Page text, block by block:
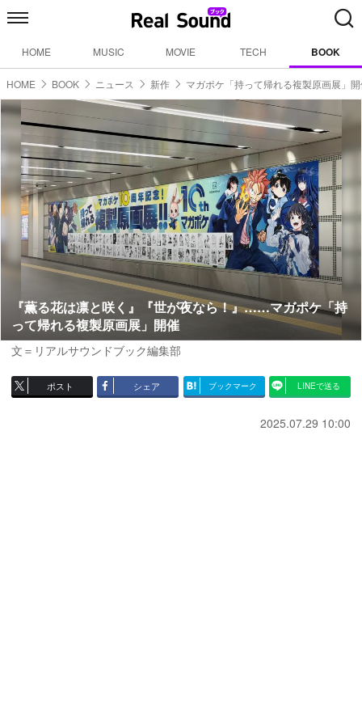
HOME MUSIC MOVIE TECH BOOK
HOME BOOK ニュース 新作 マガポケ「持って帰れる複製原画展」
『薫る花は凛と咲く』『世が夜なら！』……マガポケ「持
って帰れる複製原画展」開催
文＝リアルサウンドブック編集部
ポスト シェア ブックマーク LINEで送る
2025.07.29 10:00